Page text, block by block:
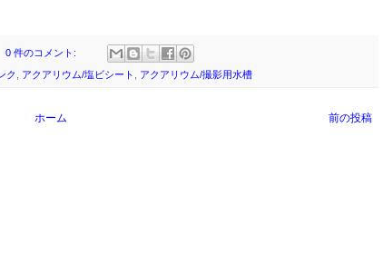
0 件のコメント:
ク , アクアリウム/塩ビシート , アクアリウム/撮影用水槽
前の投稿
ホーム